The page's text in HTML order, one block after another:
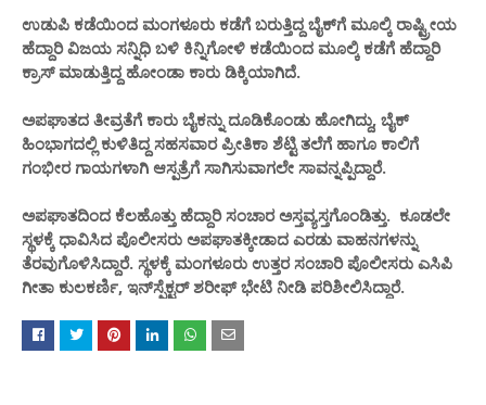
ಉಡುಪಿ ಕಡೆಯಿಂದ ಮಂಗಳೂರು ಕಡೆಗೆ ಬರುತ್ತಿದ್ದ ಬೈಕ್‌ಗೆ ಮೂಲ್ಕಿ ರಾಷ್ಟ್ರೀಯ
ಹೆದ್ದಾರಿ ವಿಜಯ ಸನ್ನಿಧಿ ಬಳಿ ಕಿನ್ನಿಗೋಳಿ ಕಡೆಯಿಂದ ಮೂಲ್ಕಿ ಕಡೆಗೆ ಹೆದ್ದಾರಿ
ಕ್ರಾಸ್ ಮಾಡುತ್ತಿದ್ದ ಹೋಂಡಾ ಕಾರು ಡಿಕ್ಕಿಯಾಗಿದೆ.
ಅಪಘಾತದ ತೀವ್ರತೆಗೆ ಕಾರು ಬೈಕನ್ನು ದೂಡಿಕೊಂಡು ಹೋಗಿದ್ದು, ಬೈಕ್
ಹಿಂಭಾಗದಲ್ಲಿ ಕುಳಿತಿದ್ದ ಸಹಸವಾರ ಪ್ರೀತಿಕಾ ಶೆಟ್ಟಿ ತಲೆಗೆ ಹಾಗೂ ಕಾಲಿಗೆ
ಗಂಭೀರ ಗಾಯಗಳಾಗಿ ಆಸ್ಪತ್ರೆಗೆ ಸಾಗಿಸುವಾಗಲೇ ಸಾವನ್ನಪ್ಪಿದ್ದಾರೆ.
ಅಪಘಾತದಿಂದ ಕೆಲಹೊತ್ತು ಹೆದ್ದಾರಿ ಸಂಚಾರ ಅಸ್ತವ್ಯಸ್ತಗೊಂಡಿತ್ತು. ಕೂಡಲೇ
ಸ್ಥಳಕ್ಕೆ ಧಾವಿಸಿದ ಪೊಲೀಸರು ಅಪಘಾತಕ್ಕೀಡಾದ ಎರಡು ವಾಹನಗಳನ್ನು
ತೆರವುಗೊಳಿಸಿದ್ದಾರೆ. ಸ್ಥಳಕ್ಕೆ ಮಂಗಳೂರು ಉತ್ತರ ಸಂಚಾರಿ ಪೊಲೀಸರು ಎಸಿಪಿ
ಗೀತಾ ಕುಲಕರ್ಣಿ, ಇನ್‌ಸ್ಪೆಕ್ಟರ್ ಶರೀಫ್ ಭೇಟಿ ನೀಡಿ ಪರಿಶೀಲಿಸಿದ್ದಾರೆ.